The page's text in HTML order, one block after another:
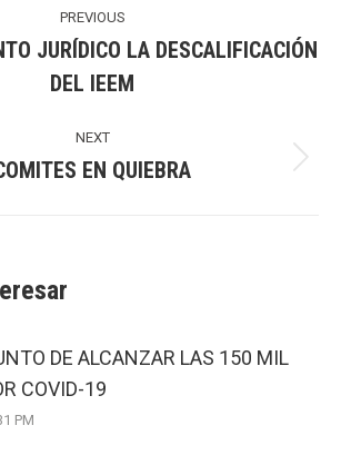
PREVIOUS
post:
JURÍDICO LA DESCALIFICACIÓN
DEL IEEM
NEXT
Next
EN QUIEBRA
DE ALCANZAR LAS 150 MIL
COVID-19
PM